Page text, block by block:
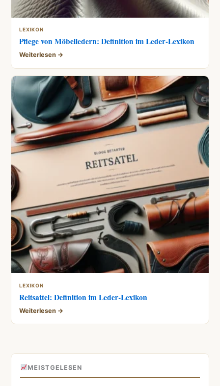
LEXIKON
Pflege von Möbelledern: Definition im Leder-Lexikon
Weiterlesen →
LEXIKON
Reitsattel: Definition im Leder-Lexikon
Weiterlesen →
MEISTGELESEN